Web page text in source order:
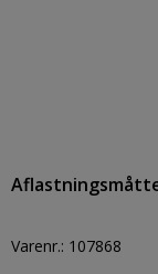
Varenr.: 107868